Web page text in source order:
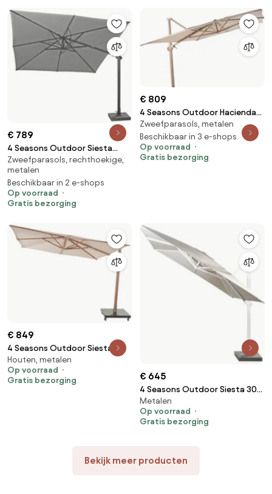
€ 789
4 Seasons Outdoor Siesta
PREMIUM 300 x 300 cm parasol
charcoal, antraciet frame
Parasol antraciet
weerbestendig
Zweefparasols, rechthoekige,
metalen
Beschikbaar in 2 e-shops
Op voorraad
Gratis bezorging
€ 809
4 Seasons Outdoor Hacienda
parasol met latte frame en
zandkleurig doek 300 x 400 cm
Parasol beige weerbestendig
Zweefparasols, metalen
Beschikbaar in 3 e-shops
Op voorraad
Gratis bezorging
€ 849
4 Seasons Outdoor Siesta
PREMIUM 300 x 300 cm parasol
zand, wood look frame Parasol
beige weerbestendig
Houten, metalen
Op voorraad
Gratis bezorging
€ 645
4 Seasons Outdoor Siesta 300
x 300 cm parasol taupe/wit
frame SALE Parasol taupe
weerbestendig
Metalen
Op voorraad
Gratis bezorging
Bekijk meer producten